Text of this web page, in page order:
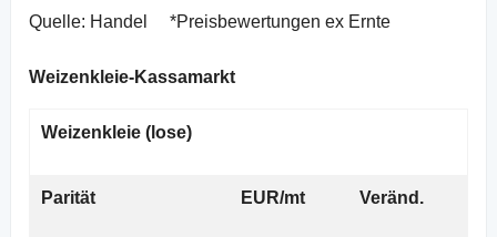
Quelle: Handel *Preisbewertungen ex Ernte
Weizenkleie-Kassamarkt
Weizenkleie (lose)
Parität EUR/mt Veränd.